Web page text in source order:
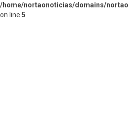
/home/nortaonoticias/domains/
on line 5